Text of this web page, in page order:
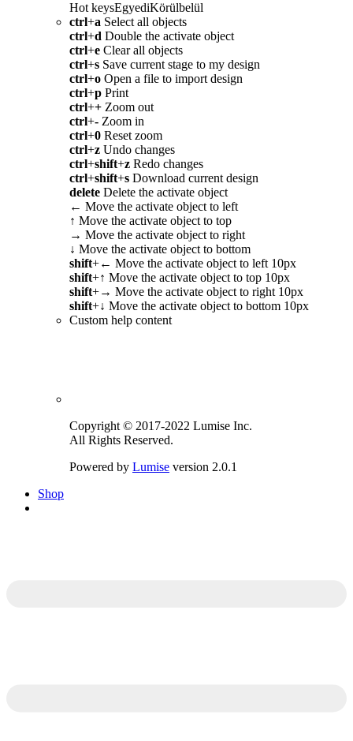
Hot keysEgyediKörülbelül
ctrl+a Select all objects
ctrl+d Double the activate object
ctrl+e Clear all objects
ctrl+s Save current stage to my design
ctrl+o Open a file to import design
ctrl+p Print
ctrl++ Zoom out
ctrl+- Zoom in
ctrl+0 Reset zoom
ctrl+z Undo changes
ctrl+shift+z Redo changes
ctrl+shift+s Download current design
delete Delete the activate object
← Move the activate object to left
↑ Move the activate object to top
→ Move the activate object to right
↓ Move the activate object to bottom
shift+← Move the activate object to left 10px
shift+↑ Move the activate object to top 10px
shift+→ Move the activate object to right 10px
shift+↓ Move the activate object to bottom 10px
Custom help content
Copyright © 2017-2022 Lumise Inc.
All Rights Reserved.
Powered by Lumise version 2.0.1
Shop